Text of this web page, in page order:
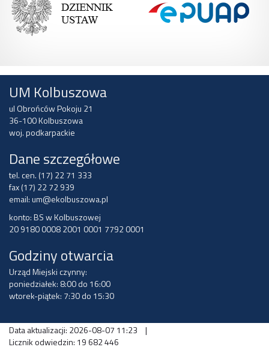
UM Kolbuszowa
ul Obrońców Pokoju 21
36-100 Kolbuszowa
woj. podkarpackie
Dane szczegółowe
tel. cen. (17) 22 71 333
fax (17) 22 72 939
email:um@ekolbuszowa.pl
konto: BS w Kolbuszowej
20 9180 0008 2001 0001 7792 0001
Godziny otwarcia
Urząd Miejski czynny:
poniedziałek: 8:00 do 16:00
wtorek-piątek: 7:30 do 15:30
Data aktualizacji: 2026-08-07 11:23
|
Licznik odwiedzin: 19 682 446